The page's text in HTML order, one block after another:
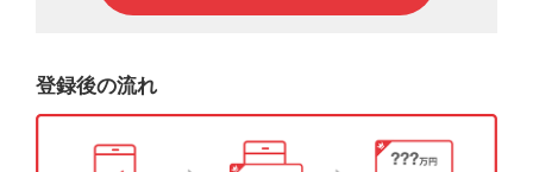
登録後の流れ